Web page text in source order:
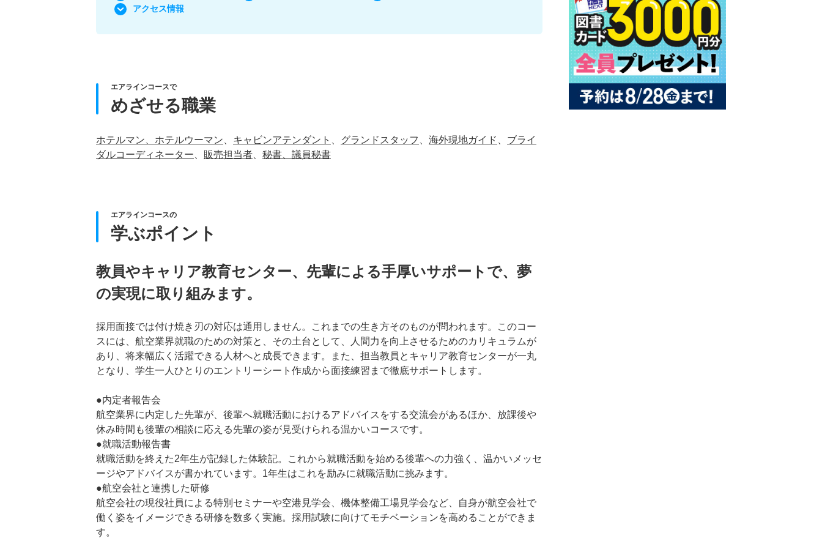
アクセス情報
エアラインコースで
めざせる職業
ホテルマン、ホテルウーマン キャビンアテンダント グランドスタッフ 海外現地ガイド
ブライ
ダルコーディネーター
販売担当者 秘書、議員秘書
エアラインコースの
学ぶポイント
教員やキャリア教育センター、先輩による手厚いサポートで、夢
の実現に取り組みます。
採用面接では付け焼き刃の対応は通用しません。これまでの生き方そのものが問われます。このコー
スには、航空業界就職のための対策と、その土台として、人間力を向上させるためのカリキュラムが
あり、将来幅広く活躍できる人材へと成長できます。また、担当教員とキャリア教育センターが一丸
となり、学生一人ひとりのエントリーシート作成から面接練習まで徹底サポートします。
●内定者報告会
航空業界に内定した先輩が、後輩へ就職活動におけるアドバイスをする交流会があるほか、放課後や
休み時間も後輩の相談に応える先輩の姿が見受けられる温かいコースです。
●就職活動報告書
就職活動を終えた2年生が記録した体験記。これから就職活動を始める後輩への力強く、温かいメッセ
ージやアドバイスが書かれています。1年生はこれを励みに就職活動に挑みます。
●航空会社と連携した研修
航空会社の現役社員による特別セミナーや空港見学会、機体整備工場見学会など、自身が航空会社で
働く姿をイメージできる研修を数多く実施。採用試験に向けてモチベーションを高めることができま
す。